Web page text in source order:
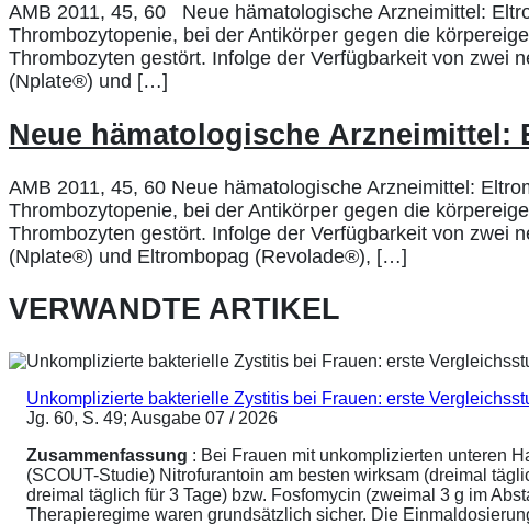
AMB 2011, 45, 60 Neue hämatologische Arzneimittel:
Thrombozytopenie, bei der Antikörper gegen die
Thrombozyten gestört. Infolge der Verfügbarkeit von zwei
(Nplate®) und […]
Neue hämatologische Arzneimittel:
AMB 2011, 45, 60 Neue hämatologische Arzneimittel:
Thrombozytopenie, bei der Antikörper gegen die
Thrombozyten gestört. Infolge der Verfügbarkeit von zwei
(Nplate®) und Eltrombopag (Revolade®), […]
VERWANDTE ARTIKEL
Unkomplizierte bakterielle Zystitis bei Frauen: erste
Jg. 60, S. 49; Ausgabe 07 / 2026
Zusammenfassung : Bei Frauen mit unkomplizierten unteren
(SCOUT-Studie) Nitrofurantoin am besten wirksam (dreimal
dreimal täglich für 3 Tage) bzw. Fosfomycin (zweimal 3 g im
Therapieregime waren grundsätzlich sicher. Die